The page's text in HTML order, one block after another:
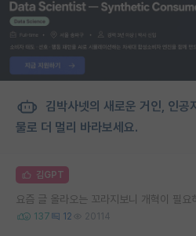
김박사넷의 새로운 거인, 인공
물로 더 멀리 바라보세요.
김GPT
요즘 글 올라오는 꼬라지보니 개혁이 필요
137 12 20114